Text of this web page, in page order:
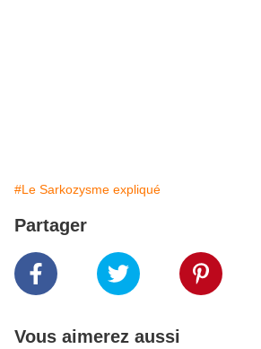
#Le Sarkozysme expliqué
Partager
Vous aimerez aussi